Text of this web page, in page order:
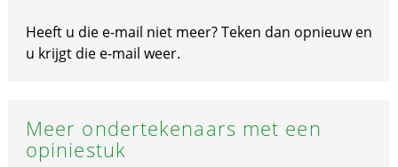
Heeft u die e-mail niet meer? Teken dan opnieuw en
u krijgt die e-mail weer.
Meer ondertekenaars met een
opiniestuk